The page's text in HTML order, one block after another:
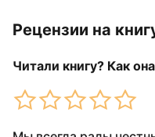
Рецензии на
Читали книгу? Как